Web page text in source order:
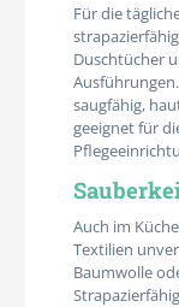
Für die
Duschtücher
saugfähig,
geeignet für
Auch im
Textilien
Baumwolle